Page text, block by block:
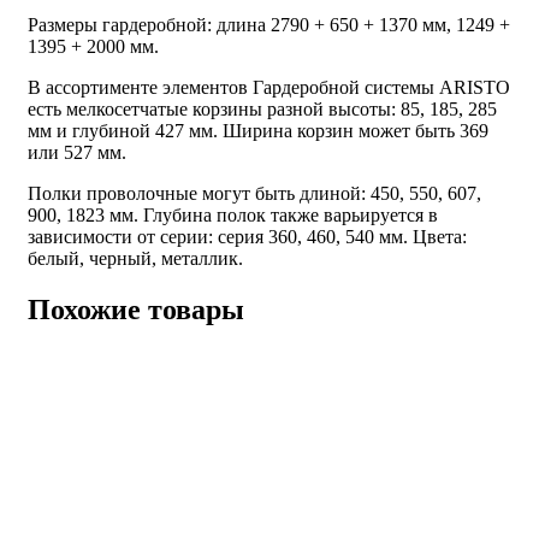
Размеры гардеробной: длина 2790 + 650 + 1370 мм, 1249 +
1395 + 2000 мм.
В ассортименте элементов Гардеробной системы ARISTO
есть мелкосетчатые корзины разной высоты: 85, 185, 285
мм и глубиной 427 мм. Ширина корзин может быть 369
или 527 мм.
Полки проволочные могут быть длиной: 450, 550, 607,
900, 1823 мм. Глубина полок также варьируется в
зависимости от серии: серия 360, 460, 540 мм. Цвета:
белый, черный, металлик.
Похожие товары